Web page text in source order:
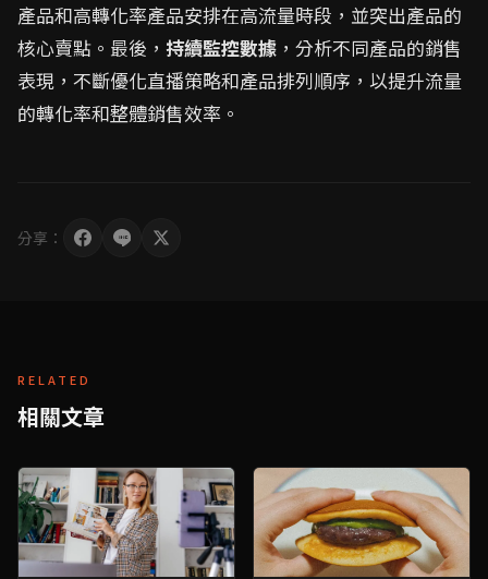
產品和高轉化率產品安排在高流量時段，並突出產品的
核心賣點。最後， 持續監控數據 ，分析不同產品的銷售
表現，不斷優化直播策略和產品排列順序，以提升流量
的轉化率和整體銷售效率。
分享：
RELATED
相關文章